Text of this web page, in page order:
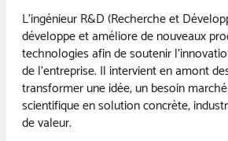
L’ingénieur R&D (Recherche et
développe et améliore de nouveaux
technologies afin de soutenir
de l’entreprise. Il intervient en amont
transformer une idée, un besoin
scientifique en solution concrète,
de valeur.